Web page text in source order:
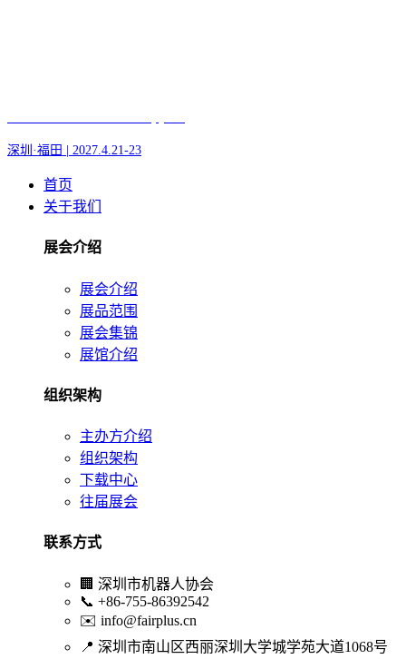
深圳·福田 | 2027.4.21-23
首页
关于我们
展会介绍
展会介绍
展品范围
展会集锦
展馆介绍
组织架构
主办方介绍
组织架构
下载中心
往届展会
联系方式
🏢 深圳市机器人协会
📞 +86-755-86392542
✉️ info@fairplus.cn
📍 深圳市南山区西丽深圳大学城学苑大道1068号